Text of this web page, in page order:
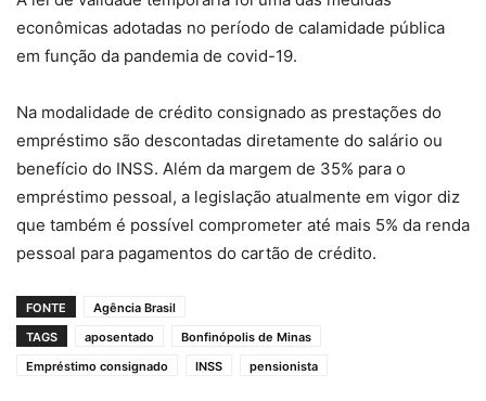
econômicas adotadas no período de calamidade pública
em função da pandemia de covid-19.
Na modalidade de crédito consignado as prestações do
empréstimo são descontadas diretamente do salário ou
benefício do INSS. Além da margem de 35% para o
empréstimo pessoal, a legislação atualmente em vigor diz
que também é possível comprometer até mais 5% da renda
pessoal para pagamentos do cartão de crédito.
FONTE
Agência Brasil
TAGS
aposentado
Bonfinópolis de Minas
Empréstimo consignado
INSS pensionista